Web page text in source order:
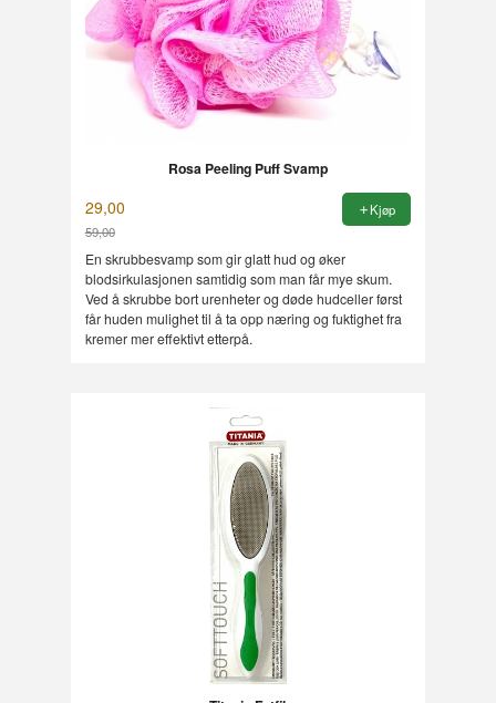
Rosa Peeling Puff Svamp
29,00
59,00
Rabatt
Kjøp
En skrubbesvamp som gir glatt hud og øker
blodsirkulasjonen samtidig som man får mye skum.
Ved å skrubbe bort urenheter og døde hudceller først
får huden mulighet til å ta opp næring og fuktighet fra
kremer mer effektivt etterpå.